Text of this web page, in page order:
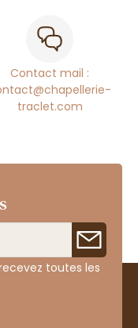
Contact mail :
traclet.com
toutes les